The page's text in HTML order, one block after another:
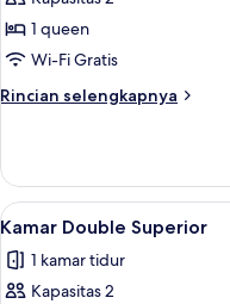
Kamar
Double
atau
Twin
1 queen
Wi-Fi Gratis
Rincian selengkapnya
Rincian
Kamar
Double
atau
Klasik
Lihat
semua
foto
untuk
4
Kamar Double Superior
1 kamar tidur
Kapasitas 2